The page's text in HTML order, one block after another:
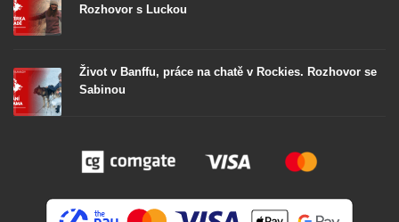
Rozhovor s Luckou
Život v Banffu, práce na chatě v Rockies. Rozhovor se
Sabinou